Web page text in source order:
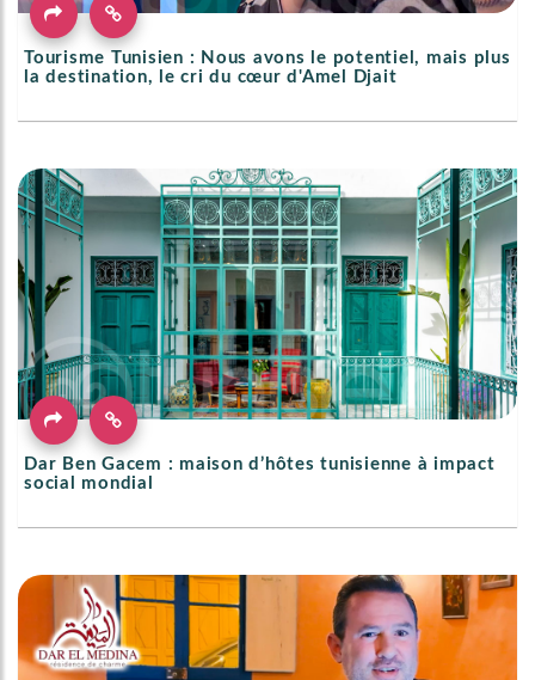
Tourisme Tunisien : Nous avons le potentiel, mais plus
la destination, le cri du cœur d'Amel Djait
Dar Ben Gacem : maison d’hôtes tunisienne à impact
social mondial